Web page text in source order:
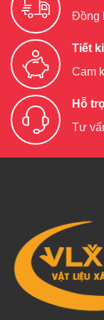
Đồng
Tiết
Cam
Hỗ
Tư